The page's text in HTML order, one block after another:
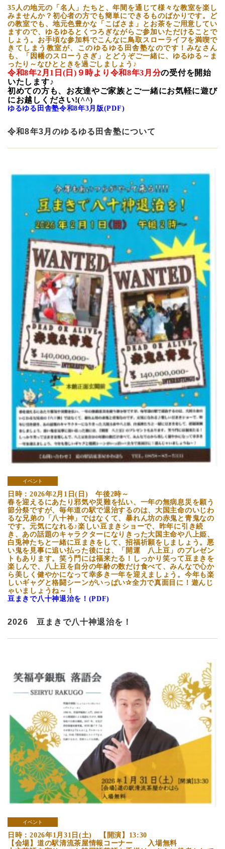
35人の地元の「名人」たちと、年間を通じて様々な教室を楽し
みませんか？初心者の方でも簡単にできるものばかりです。ど
の教室でも、地元色豊かな「こばさま」とお茶をご用意してい
ますので、ゆるゆるとくつろぎながらご参加いただけることで
しょう。お手頃な参加料でこんなに鳥取スローライフを満喫で
きてしまう教室が、このゆるゆる田舎塾なのです！みなさん
も、「因幡のスローうさぎ」とどうぞご一緒に、ゆるゆる～ま
ったり～なひとときを過ごしましょう♪
令和8年2 月1日(日)９時より令和8年3 月分の受付を開始
いたします♪
初めての方も、お友達やご家族とご一緒にお気軽に遊び
にお越しください!(^^)
ゆるゆる田舎塾令和8年3月版(PDF)
令和8年3月のゆるゆる田舎塾について
イベント
日時：2026年2月1日(日) 午後2時～
春を迎えるにあたり邪気や災難を払い、一年の無病息災を願う
節分祭ですが、毎年道の駅で退治するのは、大国主命のいじわ
るな兄弟の「八十神」ではなくて、暴れん坊の赤鬼と青鬼なの
です。元気になれる♪楽しい豆まきショーで、昨年に引き続
き、あの話題のキャラクターになりきった大国主命や八上姫、
白兎神たちと一緒に豆まきをして、招福祈願をしましょう。悪
い鬼を見事に追い払った後には、「開運 八上豆」のプレゼン
トもあります。笑う門には福来たる！しっかり笑って豆まきを
楽しんで、八上豆を自分の年齢の数だけ食べて、みんなで心か
ら美しく健やかになって幸多き一年を迎えましょう。今年も楽
しいギャグと格闘シーンがいっぱい✰全力で真面目に！遊んじ
ゃいましょうね～！
豆まきで八十神退治を！(PDF)
2026 豆まきで八十神退治を！
イベント
日時：2026年1月31日(土) 【開演】13:30
【会場】道の駅清流茶屋情報コーナー 入場無料